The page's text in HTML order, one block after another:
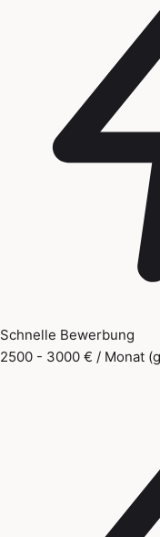
Schnelle Bewerbung
2500 - 3000 € / Monat